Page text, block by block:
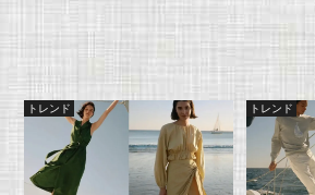
トレンド トレンド